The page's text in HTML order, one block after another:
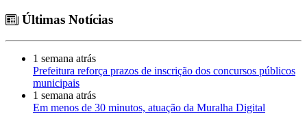
Últimas Notícias
1 semana atrás
Prefeitura reforça prazos de inscrição dos concursos públicos
municipais
1 semana atrás
Em menos de 30 minutos, atuação da Muralha Digital